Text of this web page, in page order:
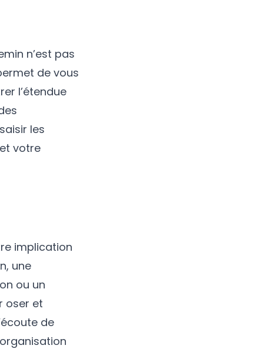
n’est pas
de vous
l’étendue
les
votre
implication
une
ou un
oser et
de